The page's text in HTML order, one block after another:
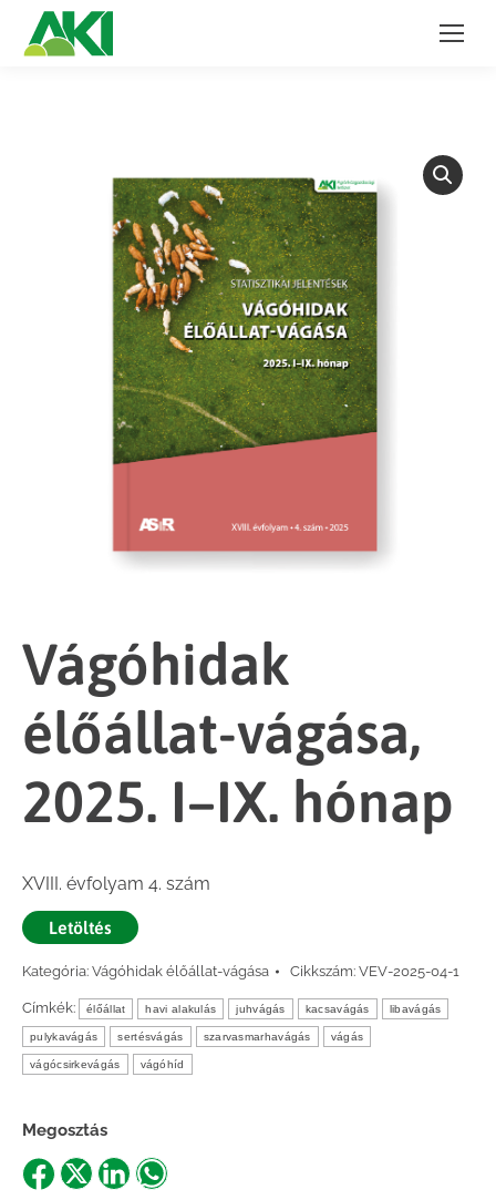
Vágóhidak
élőállat-vágása,
2025. I–IX. hónap
XVIII. évfolyam 4. szám
Letöltés
Kategória: Vágóhidak élőállat-vágása Cikkszám: VEV-2025-04-1
Címkék: élőállat havi alakulás juhvágás kacsavágás libavágás
pulykavágás sertésvágás szarvasmarhavágás vágás
vágócsirkevágás vágóhíd
Megosztás
ShareShareShareShare